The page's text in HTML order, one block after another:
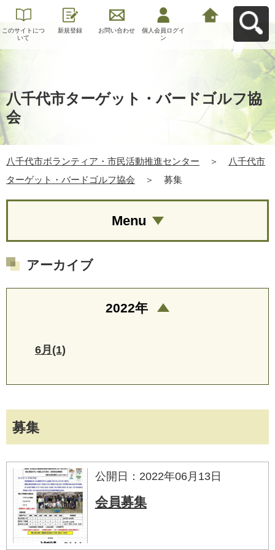
このサイトにつ
いて
新規登録 お問い合わせ
個人会員ログイ
ン
八千代市ターゲット・バードゴルフ協
会
八千代市ボランティア・市民活動推進センター ＞
八千代市
ターゲット・バードゴルフ協会
＞ 募集
募集
公開日：2022年06月13日
会員募集
Menu
アーカイブ
2022年
6月(1)